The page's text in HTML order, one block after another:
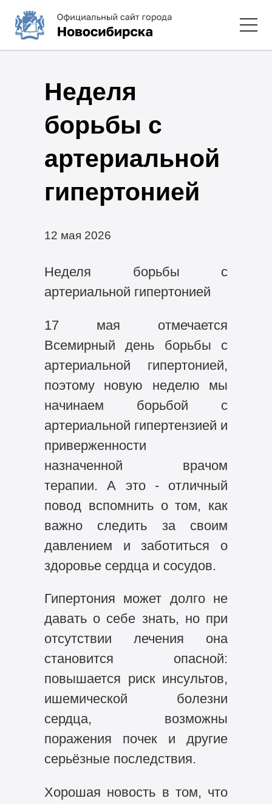
Неделя
борьбы с
артериальной
гипертонией
12 мая 2026
Неделя борьбы с
артериальной гипертонией
17 мая отмечается
Всемирный день борьбы с
артериальной гипертонией,
поэтому новую неделю мы
начинаем борьбой с
артериальной гипертензией и
приверженности
назначенной врачом
терапии. А это - отличный
повод вспомнить о том, как
важно следить за своим
давлением и заботиться о
здоровье сердца и сосудов.
Гипертония может долго не
давать о себе знать, но при
отсутствии лечения она
становится опасной:
повышается риск инсультов,
ишемической болезни
сердца, возможны
поражения почек и другие
серьёзные последствия.
Хорошая новость в том, что